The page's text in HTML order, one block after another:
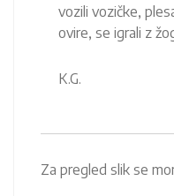
vozili vozičke,
ovire, se igrali z
K.G.
Za pregled slik se